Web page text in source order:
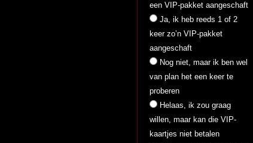
een VIP-pakket aangeschaft
Ja, ik heb reeds 1 of 2
keer zo’n VIP-pakket
aangeschaft
Nog niet, maar ik ben wel
van plan het een keer te
proberen
Helaas, ik zou graag
willen, maar kan die VIP-
kaartjes niet betalen